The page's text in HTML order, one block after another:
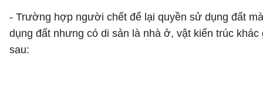
- Trường hợp người chết để lại quyền sử dụng đất
dụng đất nhưng có di sản là nhà ở, vật kiến trúc
sau: